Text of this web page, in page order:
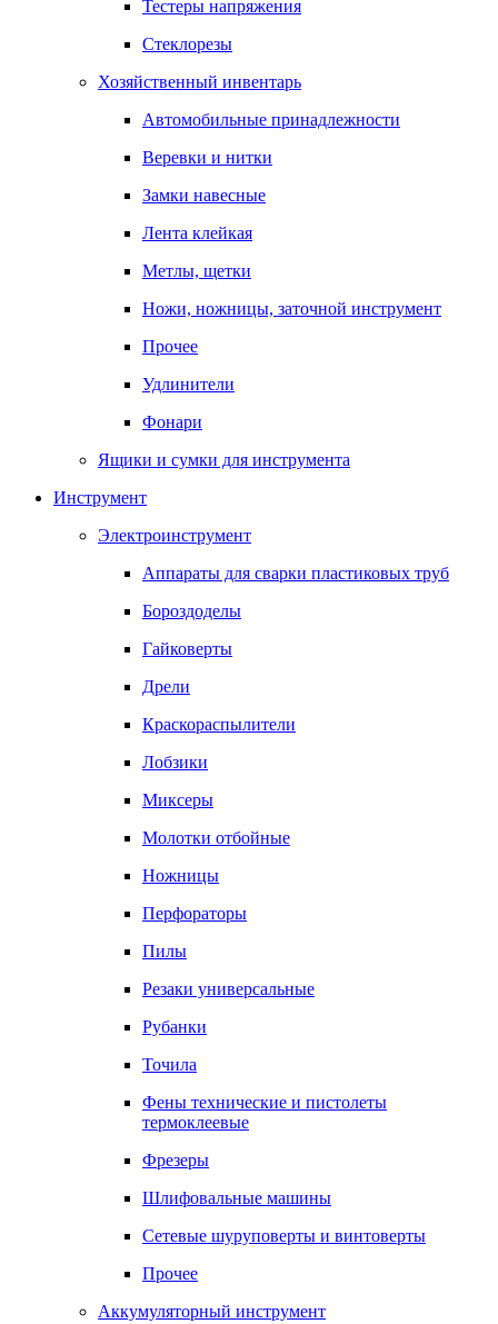
Тестеры напряжения
Стеклорезы
Хозяйственный инвентарь
Автомобильные принадлежности
Веревки и нитки
Замки навесные
Лента клейкая
Метлы, щетки
Ножи, ножницы, заточной инструмент
Прочее
Удлинители
Фонари
Ящики и сумки для инструмента
Инструмент
Электроинструмент
Аппараты для сварки пластиковых труб
Бороздоделы
Гайковерты
Дрели
Краскораспылители
Лобзики
Миксеры
Молотки отбойные
Ножницы
Перфораторы
Пилы
Резаки универсальные
Рубанки
Точила
Фены технические и пистолеты
термоклеевые
Фрезеры
Шлифовальные машины
Сетевые шуруповерты и винтоверты
Прочее
Аккумуляторный инструмент